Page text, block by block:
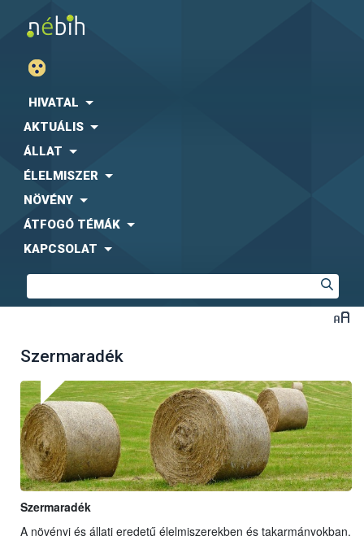
HIVATAL
AKTUÁLIS
ÁLLAT
ÉLELMISZER
NÖVÉNY
ÁTFOGÓ TÉMÁK
KAPCSOLAT
Szermaradék
Szermaradék
A növényi és állati eredetű élelmiszerekben és takarmányokban,